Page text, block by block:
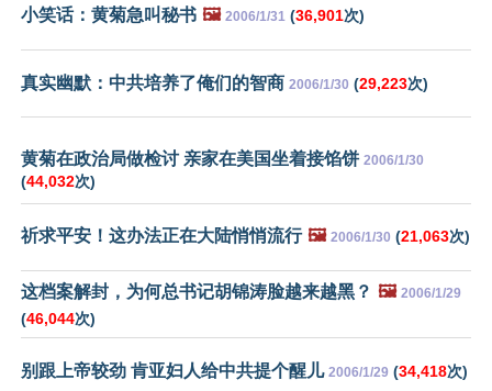
小笑话：黄菊急叫秘书 🖼️ 2006/1/31 (36,901次)
真实幽默：中共培养了俺们的智商 2006/1/30 (29,223次)
黄菊在政治局做检讨 亲家在美国坐着接馅饼 2006/1/30
(44,032次)
祈求平安！这办法正在大陆悄悄流行 🖼️ 2006/1/30 (21,063次)
这档案解封，为何总书记胡锦涛脸越来越黑？ 🖼️ 2006/1/29
(46,044次)
别跟上帝较劲 肯亚妇人给中共提个醒儿 2006/1/29 (34,418次)